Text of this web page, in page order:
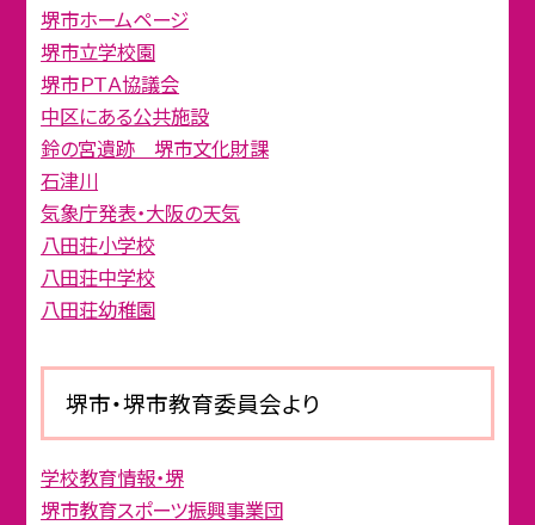
堺市ホームページ
堺市立学校園
堺市ＰＴＡ協議会
中区にある公共施設
鈴の宮遺跡 堺市文化財課
石津川
気象庁発表・大阪の天気
八田荘小学校
八田荘中学校
八田荘幼稚園
堺市・堺市教育委員会より
学校教育情報・堺
堺市教育スポーツ振興事業団